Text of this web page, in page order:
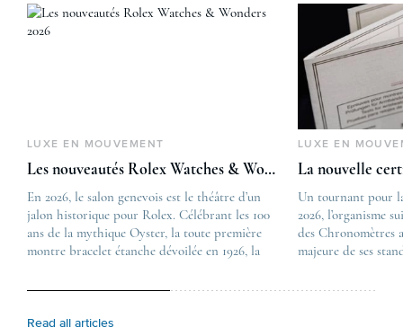
Read all articles
LUXE EN MOUVEMENT
Les nouveautés Rolex Watches & Wonders 2026
En 2026, le salon genevois est le théâtre d’un
jalon historique pour Rolex. Célébrant les 100
ans de la mythique Oyster, la toute première
montre bracelet étanche dévoilée en 1926, la
commémorative alliant héritage patrimonial et
métallurgique à la réinterprétation esthétique
The post
Les nouveautés
first appeared on
Lovetime
LUXE EN
La nouvelle
Un tournant pour
2026, l’organisme
des Chronomètres
majeure de ses
Chronometer”,